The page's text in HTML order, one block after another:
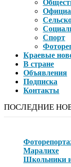
Спорт
Краевые
В стране
Объявления
Подписка
Контакты
ПОСЛЕДНИЕ
Маралихе
Школьники